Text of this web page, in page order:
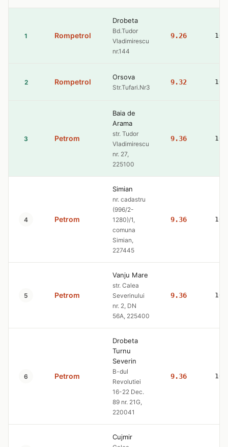
1 Rompetrol
Drobeta
Bd.Tudor
Vladimirescu
nr.144
9.26
2 Rompetrol
Orsova
Str.Tufari.Nr3
9.32
3 Petrom
Baia de
Arama
str. Tudor
Vladimirescu
nr. 27,
225100
9.36
4 Petrom
Simian
nr. cadastru
(996/2-
1280)/1,
comuna
Simian,
227445
9.36
5 Petrom
Vanju Mare
str. Calea
Severinului
nr. 2, DN
56A, 225400
9.36
6 Petrom
Drobeta
Turnu
Severin
B-dul
Revolutiei
16-22 Dec.
89 nr. 21G,
220041
9.36
Cujmir